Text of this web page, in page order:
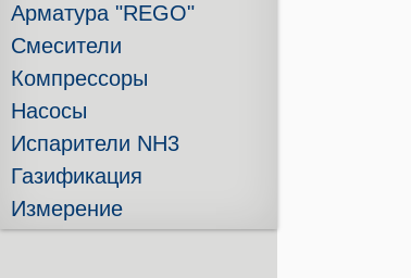
Арматура "REGO"
Смесители
Компрессоры
Насосы
Испарители NH3
Газификация
Измерение